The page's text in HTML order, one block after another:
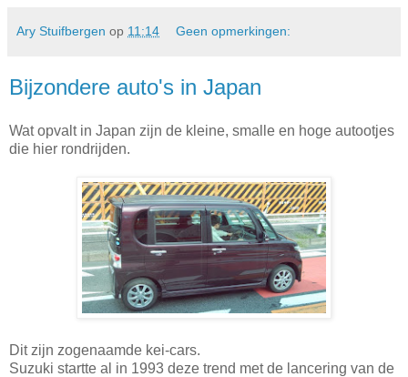
Ary Stuifbergen op 11:14 Geen opmerkingen:
Bijzondere auto's in Japan
Wat opvalt in Japan zijn de kleine, smalle en hoge autootjes
die hier rondrijden.
Dit zijn zogenaamde kei-cars.
Suzuki startte al in 1993 deze trend met de lancering van de